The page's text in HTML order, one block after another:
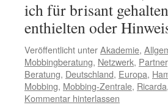
ich für brisant
enthielten oder
Veröffentlicht unterAkademie,
Mobbingberatung, Netzwerk, Partner
Beratung, Deutschland, Europa,
Mobbing, Mobbing-Zentrale, Ricarda,
Kommentar hinterlassen